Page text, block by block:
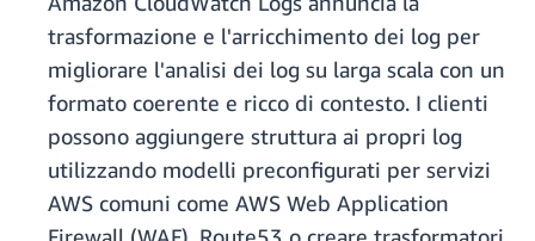
trasformazione e l'arricchimento dei log per
migliorare l'analisi dei log su larga scala con un
formato coerente e ricco di contesto. I clienti
possono aggiungere struttura ai propri log
utilizzando modelli preconfigurati per servizi
AWS comuni come AWS Web Application